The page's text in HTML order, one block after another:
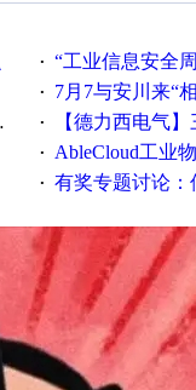
· “工业信息安全周之我见”
· 7月7与安川来“
· 【德力西电气】三
· AbleCloud工业物联
· 有奖专题讨论：伺服选择